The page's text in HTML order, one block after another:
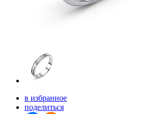
в избранное
поделиться